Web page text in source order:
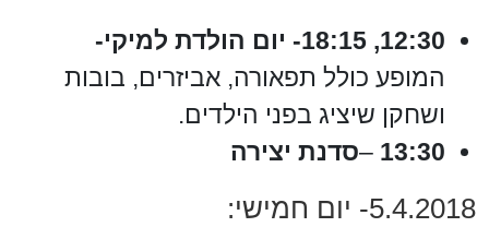
12:30, 18:15- יום הולדת למיקי-
המופע כולל תפאורה, אביזרים, בובות
ושחקן שיציג בפני הילדים.
13:30
–סדנת יצירה
5.4.2018- יום חמישי: